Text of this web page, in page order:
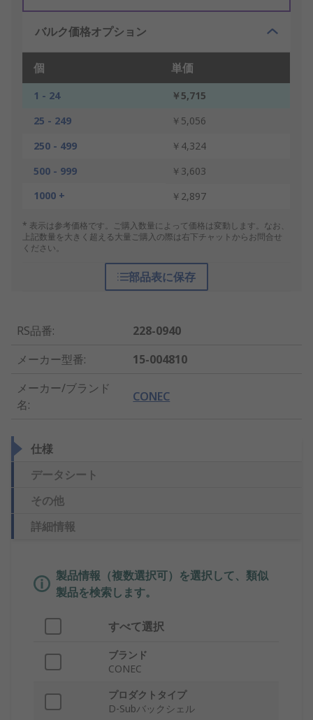
バルク価格オプション
個 単価
1 - 24
￥5,715
25 - 249
￥5,056
250 - 499
￥4,324
500 - 999
￥3,603
1000 +
￥2,897
* 表示は参考価格です。ご購入数量によって価格は変動します。なお、
上記数量を大きく超える大量ご購入の際は右下チャットからお問合せ
ください。
部品表に保存
RS品番:
228-0940
メーカー型番:
15-004810
メーカー/ブランド
名:
CONEC
仕様
データシート
その他
詳細情報
製品情報（複数選択可）を選択して、類似
製品を検索します。
すべて選択
ブランド
CONEC
プロダクトタイプ
D-Subバックシェル